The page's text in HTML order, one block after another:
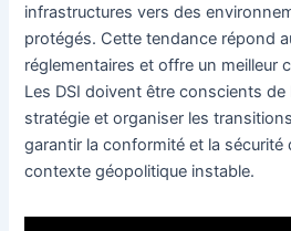
infrastructures vers des
protégés. Cette tendance répond
réglementaires et offre un meilleur
Les DSI doivent être conscients de
stratégie et organiser les
garantir la conformité et la
contexte géopolitique instable.